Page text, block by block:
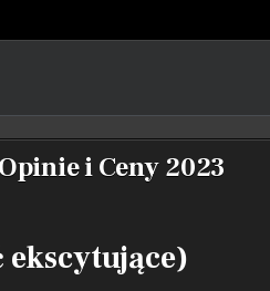
i Ceny 2023
ekscytujące)